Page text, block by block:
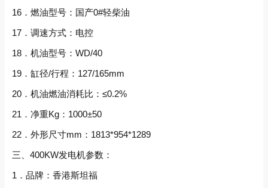
16．燃油型号：国产0#轻柴油
17．调速方式：电控
18．机油型号：WD/40
19．缸径/行程：127/165mm
20．机油燃油消耗比：≤0.2%
21．净重Kg：1000±50
22．外形尺寸mm：1813*954*1289
三、400KW发电机参数：
1．品牌：香港斯坦福